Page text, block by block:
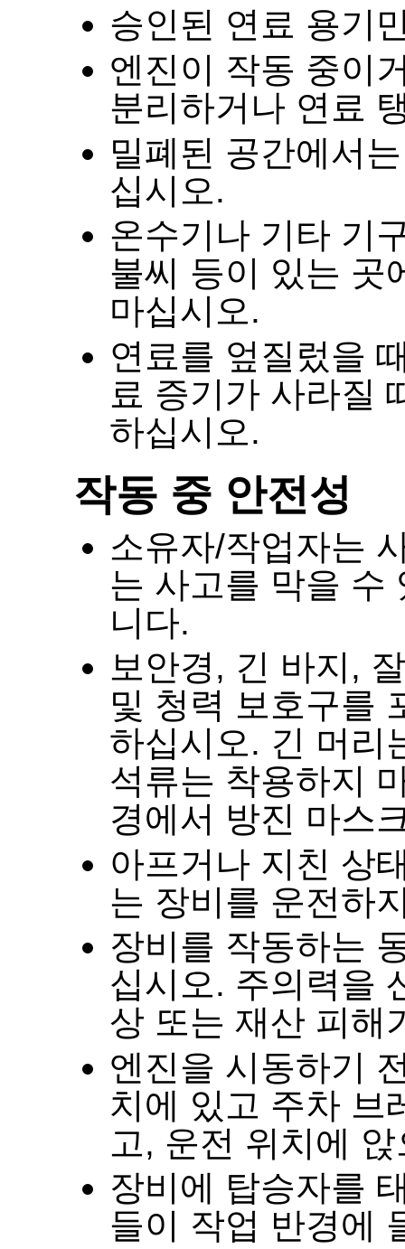
승인된 연료 용기
엔진이 작동 중이
분리하거나 연료
밀폐된 공간에서
십시오 .
온수기나 기타 기
불씨 등이 있는 곳
마십시오.
연료를 엎질렀을
료 증기가 사라질
하십시오.
작동 중 안전성
소유자/작업자는
는 사고를 막을 수
니다.
보안경, 긴 바지 ,
및 청력 보호구를
하십시오. 긴 머리
석류는 착용하지
경에서 방진 마스
아프거나 지친 상
는 장비를 운전하
장비를 작동하는
십시오. 주의력을
상 또는 재산 피해
엔진을 시동하기
치에 있고 주차 브
고, 운전 위치에
장비에 탑승자를
들이 작업 반경에